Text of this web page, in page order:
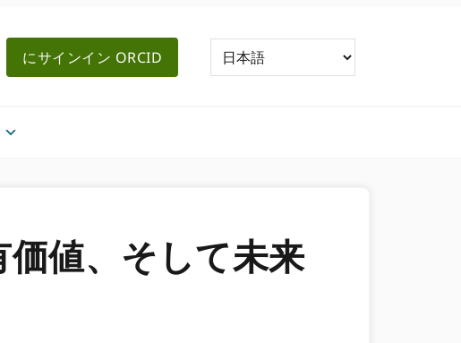
にサインイン ORCID
値、そして未来